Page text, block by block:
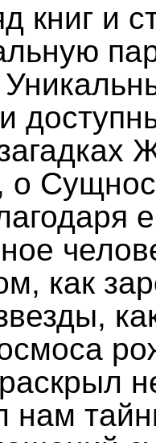
книг и
о
как
нам